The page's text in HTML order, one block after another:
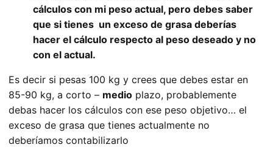
cálculos con mi peso actual, pero debes saber
que si tienes un exceso de grasa deberías
hacer el cálculo respecto al peso deseado y no
con el actual.
Es decir si pesas 100 kg y crees que debes estar en
85-90 kg, a corto – medio plazo, probablemente
debas hacer los cálculos con ese peso objetivo… el
exceso de grasa que tienes actualmente no
deberíamos contabilizarlo